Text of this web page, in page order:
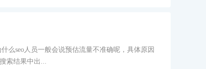
么seo人员一般会说预估流量不准确呢，具体原因
索结果中出...